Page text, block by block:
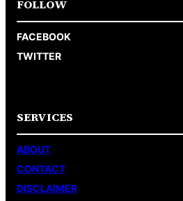
FOLLOW
FACEBOOK
TWITTER
SERVICES
ABOUT
CONTACT
DISCLAIMER